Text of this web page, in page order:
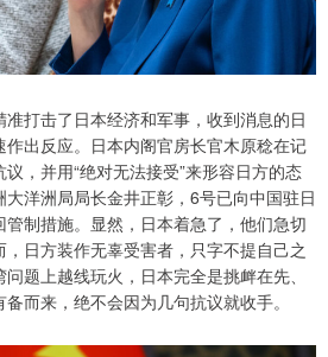
打击了日本经济和军事，收到消息的日
出反应。日本内阁官房长官木原稔在记
，并用“绝对无法接受”来形容日方的态
洋洲局局长金井正彰，6号已向中国驻日
制措施。显然，日本着急了，他们急切
日方装作无辜受害者，只字不提自己之
题上越线玩火，日本完全是挑衅在先、
而来，绝不会因为几句抗议就收手。